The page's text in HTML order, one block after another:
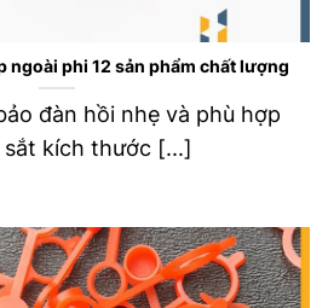
ngoài phi 12 sản phẩm chất lượng
đàn hồi nhẹ và phù hợp
kích thước [...]